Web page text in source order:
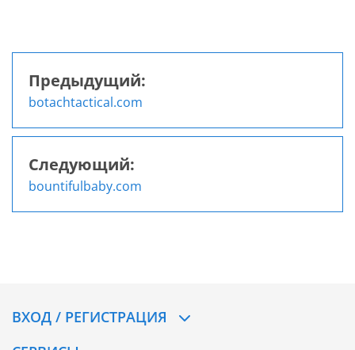
Навигация
по
записям
Предыдущий:
botachtactical.com
Следующий:
bountifulbaby.com
ВХОД / РЕГИСТРАЦИЯ